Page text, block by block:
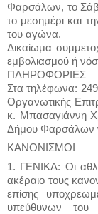
Φαρσάλων, το
το μεσημέρι και
του αγώνα.
Δικαίωμα
εμβολιασμού ή
ΠΛΗΡΟΦΟΡΙΕΣ
Στα τηλέφωνα:
Οργανωτικής
κ. Μπασαγιάννη
Δήμου Φαρσάλων
ΚΑΝΟΝΙΣΜΟΙ
1. ΓΕΝΙΚΑ: Οι
ακέραιο τους
επίσης
υπεύθυνων